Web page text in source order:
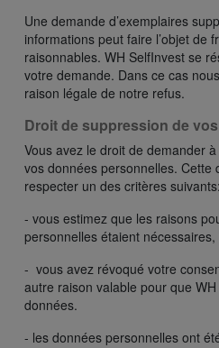
Une demande d’exemplaires
informations peut faire l’objet de
raisonnables. WH SelfInvest se
votre demande. Dans ce cas
raison légale de notre refus.
Droit de suppression de
Vous avez le droit de demander
vos données personnelles.
respecter un des critères suivants:
- vous estimez que les raisons
personnelles étaient nécessaires,
- vous avez révoqué votre
autre raison valable pour que
données.
- les données personnelles ont